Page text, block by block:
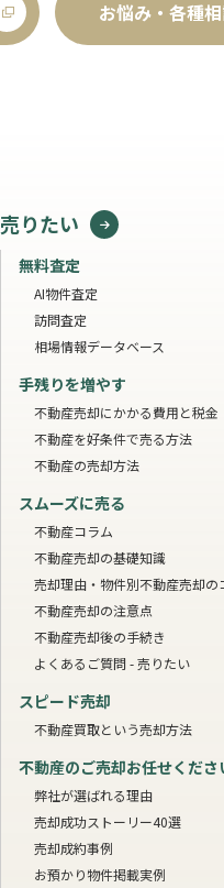
お悩み・各種
売りたい
無料査定
AI物件査定
訪問査定
相場情報データベース
手残りを増やす
不動産売却にかかる費用と税金
不動産を好条件で売る方法
不動産の売却方法
スムーズに売る
不動産コラム
不動産売却の基礎知識
売却理由・物件別不動産売却の
不動産売却の注意点
不動産売却後の手続き
よくあるご質問 - 売りたい
スピード売却
不動産買取という売却方法
不動産のご売却お任せくださ
弊社が選ばれる理由
売却成功ストーリー40選
売却成約事例
お預かり物件掲載実例